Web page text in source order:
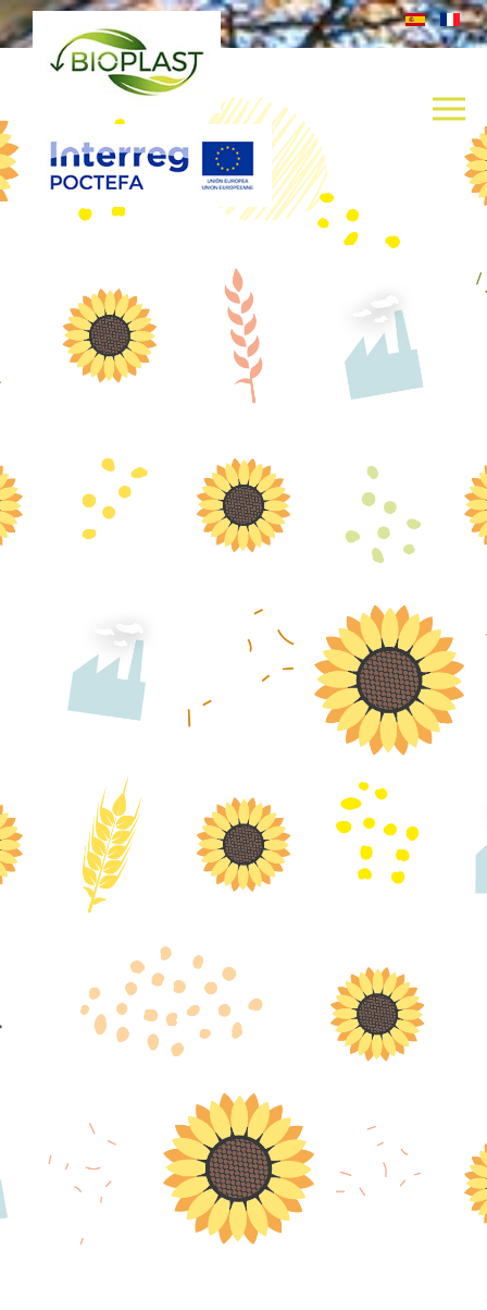
BIOPLAST IMAGE CONTEXTE